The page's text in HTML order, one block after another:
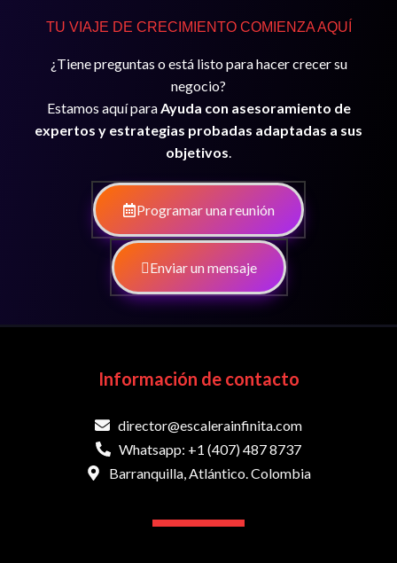
TU VIAJE DE CRECIMIENTO COMIENZA AQUÍ
¿Tiene preguntas o está listo para hacer crecer su
negocio?
Estamos aquí paraAyuda con asesoramiento de
expertos y estrategias probadas adaptadas a sus
objetivos.
Programar una reunión
Enviar un mensaje
Información de contacto
director@escalerainfinita.com
Whatsapp: +1 (407) 487 8737
Barranquilla, Atlántico. Colombia